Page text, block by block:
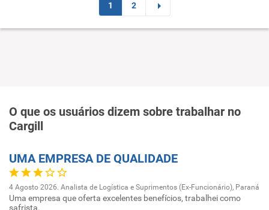
1 2
O que os usuários dizem sobre trabalhar no
Cargill
UMA EMPRESA DE QUALIDADE
4 Agosto 2026. Analista de Logística e Suprimentos (Ex-Funcionário), Paraná
Uma empresa que oferta excelentes benefícios, trabalhei como
safrista.